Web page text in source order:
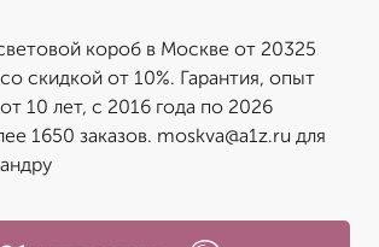
короб в Москве от 20325
скидкой от 10%. Гарантия, опыт
10 лет, с 2016 года по 2026
1650 заказов. moskva@a1z.ru для